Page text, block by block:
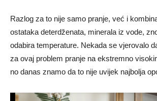
Razlog za to nije samo pranje, već i
ostataka deterdženata, minerala iz vode,
odabira temperature. Nekada se vjerovalo
za ovaj problem pranje na ekstremno
no danas znamo da to nije uvijek najbolja